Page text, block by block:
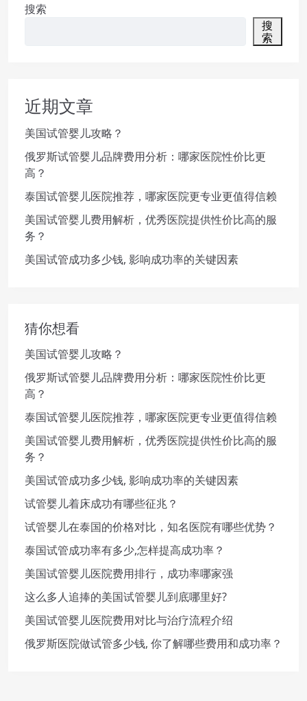
搜索
搜
索
近期文章
美国试管婴儿攻略？
俄罗斯试管婴儿品牌费用分析：哪家医院性价比更
高？
泰国试管婴儿医院推荐，哪家医院更专业更值得信赖
美国试管婴儿费用解析，优秀医院提供性价比高的服
务？
美国试管成功多少钱, 影响成功率的关键因素
猜你想看
美国试管婴儿攻略？
俄罗斯试管婴儿品牌费用分析：哪家医院性价比更
高？
泰国试管婴儿医院推荐，哪家医院更专业更值得信赖
美国试管婴儿费用解析，优秀医院提供性价比高的服
务？
美国试管成功多少钱, 影响成功率的关键因素
试管婴儿着床成功有哪些征兆？
试管婴儿在泰国的价格对比，知名医院有哪些优势？
泰国试管成功率有多少,怎样提高成功率？
美国试管婴儿医院费用排行，成功率哪家强
这么多人追捧的美国试管婴儿到底哪里好?
美国试管婴儿医院费用对比与治疗流程介绍
俄罗斯医院做试管多少钱, 你了解哪些费用和成功率？